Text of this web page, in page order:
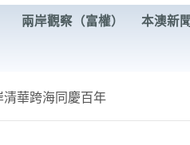
兩岸觀察（富權） 本澳新聞
清華跨海同慶百年